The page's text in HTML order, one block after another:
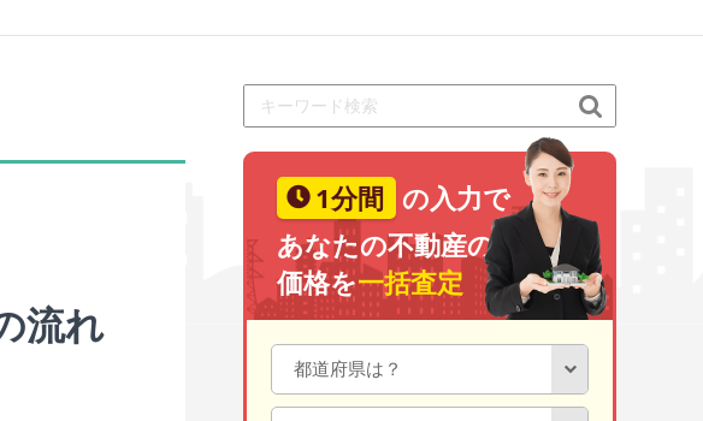
流れ

1分間 の入力で
あなたの不動産の
価格を一括査定